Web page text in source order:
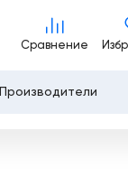
Сравнение
Производители